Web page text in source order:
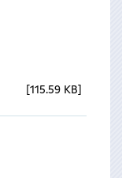
115.59 KB